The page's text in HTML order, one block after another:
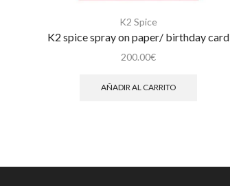
K2 Spice
K2 spice spray on paper/ birthday card
200.00€
AÑADIR AL CARRITO